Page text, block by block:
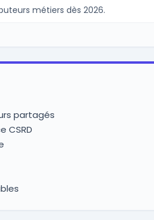
métiers dès 2026.
partagés
CSRD